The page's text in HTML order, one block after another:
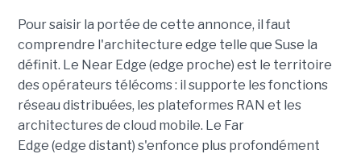
Pour saisir la portée de cette annonce, il faut
comprendre l'architecture edge telle que Suse la
définit. Le Near Edge (edge proche) est le territoire
des opérateurs télécoms : il supporte les fonctions
réseau distribuées, les plateformes RAN et les
architectures de cloud mobile. Le Far
Edge (edge distant) s'enfonce plus profondément